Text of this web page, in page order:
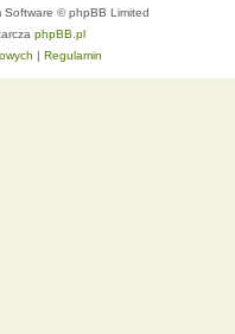
Software © phpBB Limited
phpBB.pl
| Regulamin